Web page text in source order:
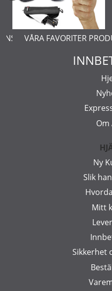
ASPLUNDLÄR DIG MER OM
Om
Ny
Slik
Mitt
Sikkerhet